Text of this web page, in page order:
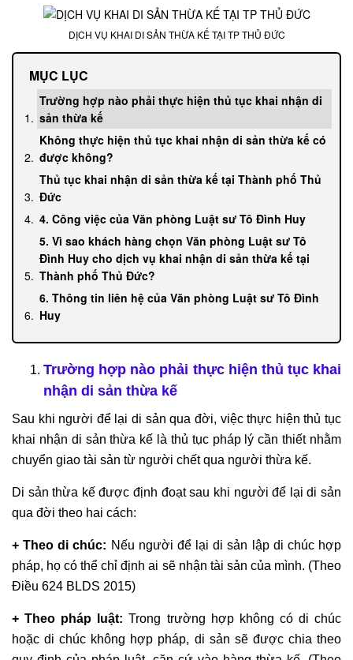
sáp
nhập
doanh
vấn
ngoài
vấn
soạn
đồng
Tư
vấn
phá
sản
doanh
nghiệp
Tư
vấn
quyết
tranh
DỊCH VỤ KHAI DI SẢN THỪA KẾ TẠI TP THỦ ĐỨC
MỤC LỤC
Trường hợp nào phải thực hiện thủ tục khai nhận di
sản thừa kế
Không thực hiện thủ tục khai nhận di sản thừa kế có
được không?
Thủ tục khai nhận di sản thừa kế tại Thành phố Thủ
Đức
4. Công việc của Văn phòng Luật sư Tô Đình Huy
5. Vì sao khách hàng chọn Văn phòng Luật sư Tô
Đình Huy cho dịch vụ khai nhận di sản thừa kế tại
Thành phố Thủ Đức?
6. Thông tin liên hệ của Văn phòng Luật sư Tô Đình
Huy
Trường hợp nào phải thực hiện thủ tục khai
nhận di sản thừa kế
Sau khi người để lại di sản qua đời, việc thực hiện thủ tục
khai nhận di sản thừa kế là thủ tục pháp lý cần thiết nhằm
chuyển giao tài sản từ người chết qua người thừa kế.
Di sản thừa kế được định đoạt sau khi người để lại di sản
qua đời theo hai cách:
+ Theo di chúc: Nếu người để lại di sản lập di chúc hợp
pháp, họ có thể chỉ định ai sẽ nhận tài sản của mình. (Theo
Điều 624 BLDS 2015)
+ Theo pháp luật: Trong trường hợp không có di chúc
hoặc di chúc không hợp pháp, di sản sẽ được chia theo